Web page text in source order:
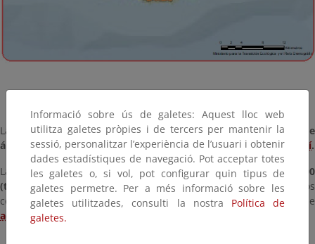
La
relación completa de espacios protegidos Red Natura 2000 de
ámbito marino competencia del MITECOpuede consultarse aquí.
La
relación completa de espacios protegidos Red Natura 2000
(terrestres y marinos) en España incluyendo los espacios
competencia de las comunidades autónomas puede consultarse
aquí
Informació sobre ús de galetes: Aquest lloc web
utilitza galetes pròpies i de tercers per mantenir la
sessió, personalitzar l’experiència de l’usuari i obtenir
dades estadístiques de navegació. Pot acceptar totes
les galetes o, si vol, pot configurar quin tipus de
galetes permetre. Per a més informació sobre les
galetes utilitzades, consulti la nostra Política de
galetes.